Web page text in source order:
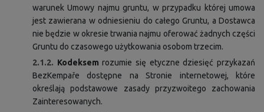
warunek Umowy najmu gruntu, w przypadku której umowa
jest zawierana w odniesieniu do całego Gruntu, a Dostawca
nie będzie w okresie trwania najmu oferować żadnych części
Gruntu do czasowego użytkowania osobom trzecim.
2.1.2. Kodeksem rozumie się etyczne dziesięć przykazań
BezKempaře dostępne na Stronie internetowej, które
określają podstawowe zasady przyzwoitego zachowania
Zainteresowanych.